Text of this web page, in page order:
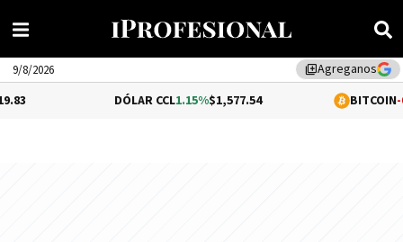
library_addAgreganos
9/8/2026
1.15%$1,577.54 -0.18%